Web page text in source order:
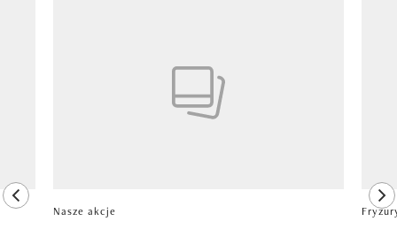
previous element
Nasze akcje